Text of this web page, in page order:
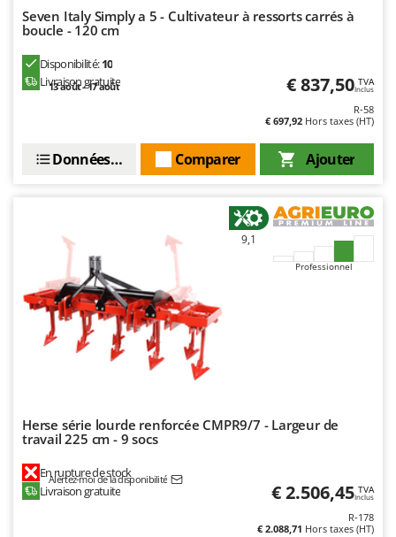
Seven Italy Simply a 5 - Cultivateur à ressorts carrés à
boucle - 120 cm
Disponibilité:10
Livraison gratuite
13 août - 17 août € 837,50 TVA
Inclus
R-58
€ 697,92 Hors taxes (HT)
Ajouter
Comparer
Données techniques
9,1
Professionnel
Herse série lourde renforcée CMPR9/7 - Largeur de
travail 225 cm - 9 socs
En rupture de stock
Alertez-moi de la disponibilité
Livraison gratuite € 2.506,45 TVA
Inclus
R-178
€ 2.088,71 Hors taxes (HT)